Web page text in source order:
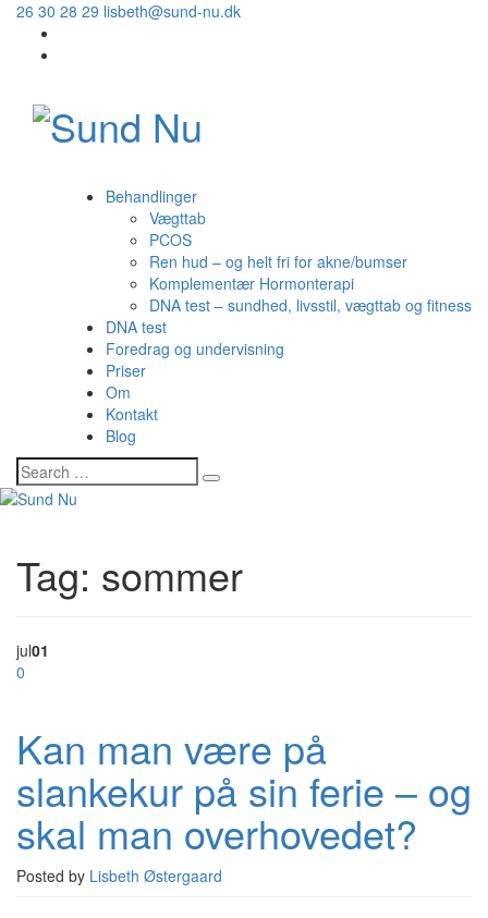
26 30 28 29 lisbeth@sund-nu.dk
Behandlinger
Vægttab
PCOS
Ren hud – og helt fri for akne/bumser
Komplementær Hormonterapi
DNA test – sundhed, livsstil, vægttab og fitness
DNA test
Foredrag og undervisning
Priser
Om
Kontakt
Blog
Tag: sommer
jul01
0
Kan man være på
slankekur på sin ferie – og
skal man overhovedet?
Posted by Lisbeth Østergaard